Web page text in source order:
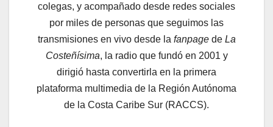
colegas, y acompañado desde redes sociales
por miles de personas que seguimos las
transmisiones en vivo desde la fanpagede La
Costeñísima, la radio que fundó en 2001 y
dirigió hasta convertirla en la primera
plataforma multimedia de la Región Autónoma
de la Costa Caribe Sur (RACCS).